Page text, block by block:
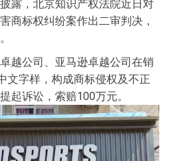
露，北京知识产权法院近日对
商标权纠纷案作出二审判决，
越公司、亚马逊卓越公司在销
文字样，构成商标侵权及不正
起诉讼，索赔100万元。